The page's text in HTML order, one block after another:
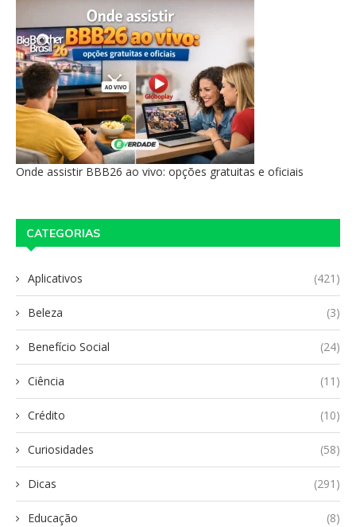
Onde assistir BBB26 ao vivo: opções gratuitas e oficiais
CATEGORIAS
Aplicativos (421)
Beleza (3)
Benefício Social (24)
Ciência (11)
Crédito (10)
Curiosidades (58)
Dicas (291)
Educação (8)